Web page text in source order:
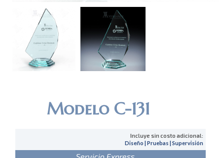
Modelo C-131
Incluye sin costo adicional:
Diseño | Pruebas | Supervisión